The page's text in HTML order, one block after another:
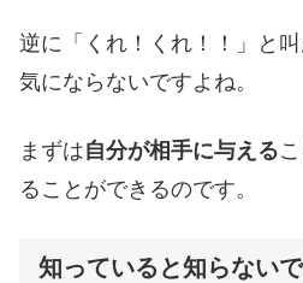
逆に「くれ！くれ！！」と
気にならないですよね。
まずは自分が相手に与える
ることができるのです。
知っていると知らない